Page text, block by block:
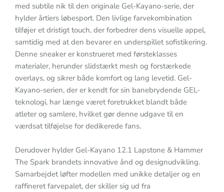
med subtile nik til den originale Gel-Kayano-serie, der
hylder årtiers løbesport. Den livlige farvekombination
tilføjer et dristigt touch, der forbedrer dens visuelle appel,
samtidig med at den bevarer en underspillet sofistikering.
Denne sneaker er konstrueret med førsteklasses
materialer, herunder slidstærkt mesh og forstærkede
overlays, og sikrer både komfort og lang levetid. Gel-
Kayano-serien, der er kendt for sin banebrydende GEL-
teknologi, har længe været foretrukket blandt både
atleter og samlere, hvilket gør denne udgave til en
værdsat tilføjelse for dedikerede fans.
Derudover hylder Gel-Kayano 12.1 Lapstone & Hammer
The Spark brandets innovative ånd og designudvikling.
Samarbejdet løfter modellen med unikke detaljer og en
raffineret farvepalet, der skiller sig ud fra